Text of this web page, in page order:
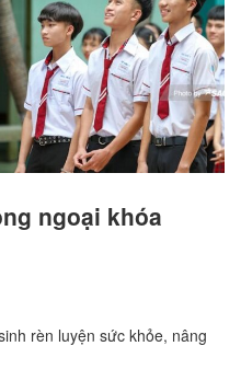
ngoại khóa
rèn luyện sức khỏe, nâng